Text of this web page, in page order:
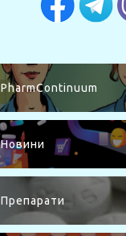
PharmContinuum
Новини
Препарати